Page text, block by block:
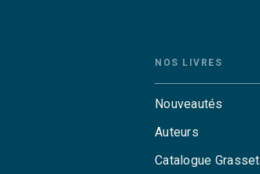
NOS LIVRES
Nouveautés
Auteurs
Catalogue Grasset